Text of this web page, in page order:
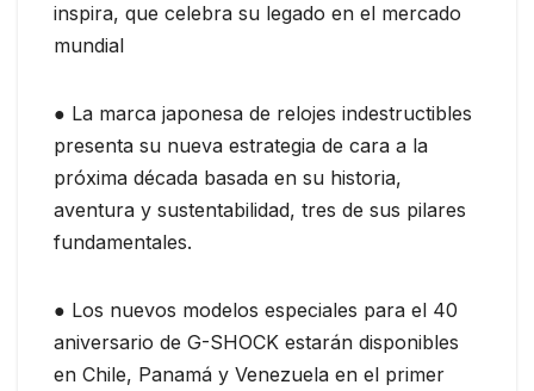
inspira, que celebra su legado en el mercado
mundial
● La marca japonesa de relojes indestructibles
presenta su nueva estrategia de cara a la
próxima década basada en su historia,
aventura y sustentabilidad, tres de sus pilares
fundamentales.
● Los nuevos modelos especiales para el 40
aniversario de G-SHOCK estarán disponibles
en Chile, Panamá y Venezuela en el primer